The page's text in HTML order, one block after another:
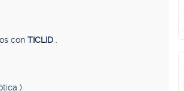
con TICLID
)